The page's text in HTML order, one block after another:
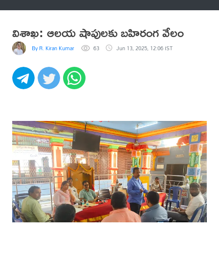
విశాఖ: ఆలయ షాపులకు బహిరంగ వేలం
By R. Kiran Kumar 63 Jun 13, 2025, 12:06 IST